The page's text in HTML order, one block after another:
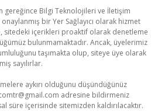
gereğince Bilgi Teknolojileri ve İletişim
bir Yer Sağlayıcı olarak hizmet
sitedeki içerikleri proaktif olarak denetleme
bulunmamaktadır. Ancak, üyelerimiz
taşımakta olup, siteye üye olarak
sayılırlar.
aykırı olduğunu düşündüğünüz
adresine bildirmeniz
süre içerisinde sitemizden kaldırılacaktır.